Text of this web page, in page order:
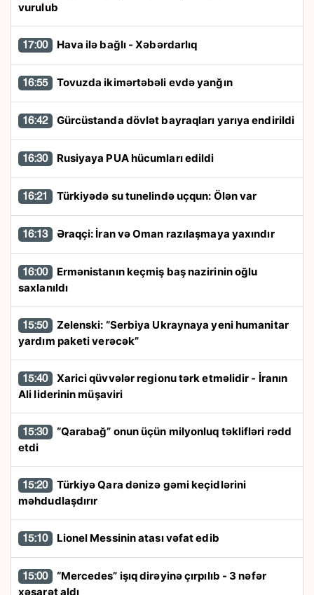
vurulub
17:00 Hava ilə bağlı - Xəbərdarlıq
16:55 Tovuzda ikimərtəbəli evdə yanğın
16:42 Gürcüstanda dövlət bayraqları yarıya endirildi
16:30 Rusiyaya PUA hücumları edildi
16:21 Türkiyədə su tunelində uçqun: Ölən var
16:13 Əraqçi: İran və Oman razılaşmaya yaxındır
16:00
saxlanıldı
15:50
yardım paketi verəcək”
15:40
Ali liderinin müşaviri
15:30
etdi
15:20
məhdudlaşdırır
15:10 Lionel Messinin atası vəfat edib
15:00
xəsarət aldı